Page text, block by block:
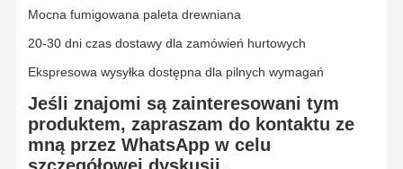
Łożysko obrotowe
Mocna fumigowana paleta drewniana
20-30 dni czas dostawy dla zamówień hurtowych
Ekspresowa wysyłka dostępna dla pilnych wymagań
Jeśli znajomi są zainteresowani tym
produktem, zapraszam do kontaktu ze
mną przez WhatsApp w celu